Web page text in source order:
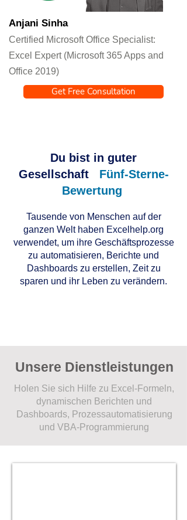
Anjani Sinha
Certified Microsoft Office Specialist:
Excel Expert (Microsoft 365 Apps and
Office 2019)
Get Free Consultation
Du bist in guter
Gesellschaft
Fünf-Sterne-
Bewertung
Tausende von Menschen auf der
ganzen Welt haben Excelhelp.org
verwendet, um ihre Geschäftsprozesse
zu automatisieren, Berichte und
Dashboards zu erstellen, Zeit zu
sparen und ihr Leben zu verändern.
Unsere Dienstleistungen
Holen Sie sich Hilfe zu Excel-Formeln,
dynamischen Berichten und
Dashboards, Prozessautomatisierung
und VBA-Programmierung